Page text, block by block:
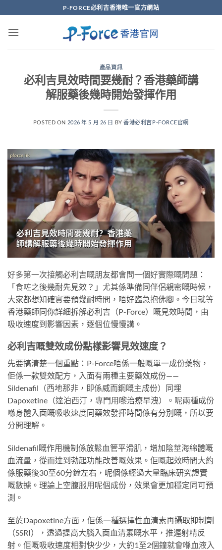
to
content
P-FORCE必利吉香港唯一官方網站
產品資訊
必利吉見效時間要幾耐？香港藥師講
解服藥後幾時開始發揮作用
POSTED ON 2026 年 5 月 26 日 BY香港必利吉P-FORCE官網
好多第一次接觸必利吉嘅朋友都會問一個好實際嘅問題：
「食咗之後幾耐先見效？」尤其係準備同伴侶親密嘅時候，
大家都想知確實要預幾耐時間，唔好臨急抱佛腳。今日就等
香港藥師同你詳細拆解必利吉（P-Force）嘅見效時間，由
吸收速度到影響因素，逐個位慢慢講。
必利吉嘅雙效成份點樣影響見效速度？
先要搞清楚一個重點：P-Force唔係一般嘅單一成份藥物，
佢係一款雙效配方，入面有兩種主要藥效成份——
Sildenafil（西地那非，即係威而鋼嘅主成份）同埋
Dapoxetine（達泊西汀，專門用嚟治療早洩）。呢兩種成份
喺身體入面嘅吸收速度同藥效發揮時間係有分別嘅，所以要
分開理解。
Sildenafil嘅作用機制係放鬆血管平滑肌，增加陰莖海綿體嘅
血流量，從而達到勃起功能改善嘅效果。佢嘅起效時間大約
係服藥後30至60分鐘左右，呢個係經過大量臨床研究證實
嘅數據。理論上空腹服用呢個成份，效果會更加穩定同可預
測。
至於Dapoxetine方面，佢係一種選擇性血清素再攝取抑制劑
（SSRI），透過提高大腦入面血清素嘅水平，推遲射精反
射。佢嘅吸收速度相對快少少，大約1至2個鐘就會喺血液入